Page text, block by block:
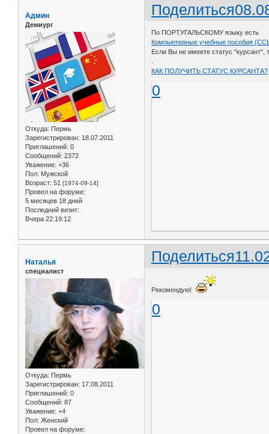
Поделиться
Админ
Демиург
Откуда: Пермь
Зарегистрирован: 18.07.2011
Приглашений: 0
Сообщений: 2372
Уважение: +36
Пол: Мужской
Возраст: 51 [1974-09-14]
Провел на форуме:
5 месяцев 18 дней
Последний визит:
Вчера 22:19:12
По ПОРТУГАЛЬСКОМУ языку есть
Компьютерные учебные пособия
Если Вы не имеете статус "курсант",
КАК ПОЛУЧИТЬ СТАТУС КУРСАНТА?
0
Поделиться
Наталья
специалист
Откуда: Пермь
Зарегистрирован: 17.08.2011
Приглашений: 0
Сообщений: 87
Уважение: +4
Пол: Женский
Провел на форуме:
Рекомендую!
0